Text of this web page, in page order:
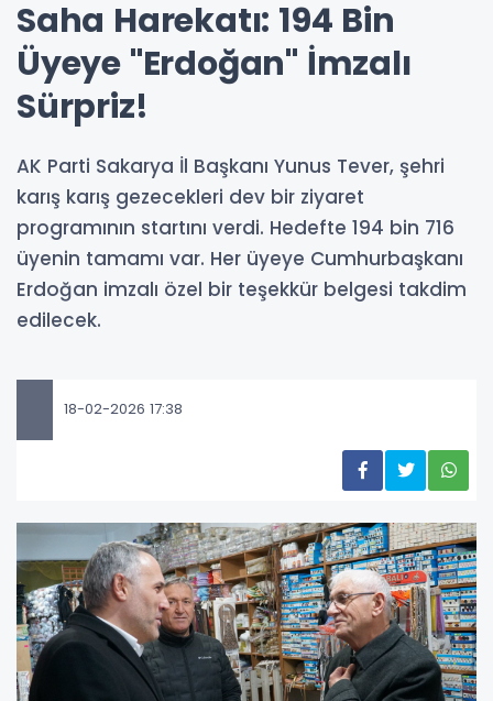
Saha Harekatı: 194 Bin
Üyeye "Erdoğan" İmzalı
Sürpriz!
AK Parti Sakarya İl Başkanı Yunus Tever, şehri
karış karış gezecekleri dev bir ziyaret
programının startını verdi. Hedefte 194 bin 716
üyenin tamamı var. Her üyeye Cumhurbaşkanı
Erdoğan imzalı özel bir teşekkür belgesi takdim
edilecek.
18-02-2026 17:38